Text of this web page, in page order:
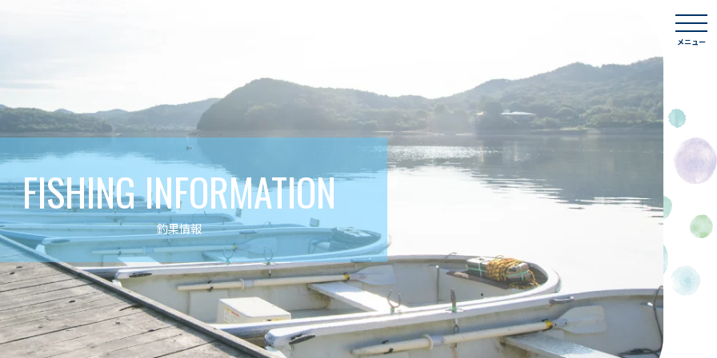
メニュー
FISHING INFORMATION
釣果情報